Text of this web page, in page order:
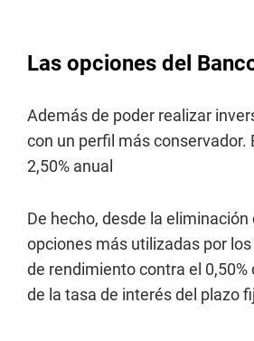
Las opciones del
Además de poder realizar
con un perfil más conservador.
2,50% anual
De hecho, desde la
opciones más utilizadas por
de rendimiento contra el
de la tasa de interés del plazo